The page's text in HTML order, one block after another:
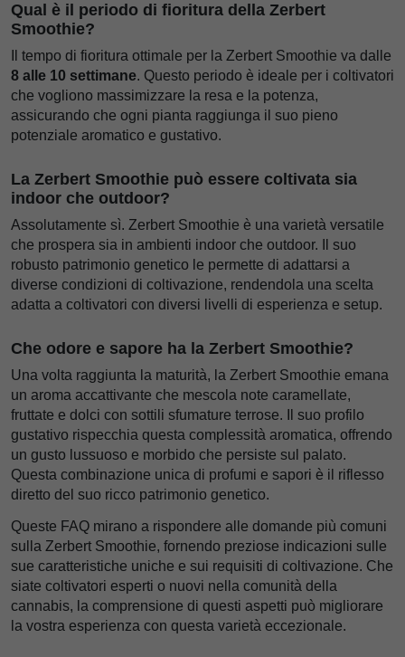
Qual è il periodo di fioritura della Zerbert
Smoothie?
Il tempo di fioritura ottimale per la Zerbert Smoothie va dalle
8 alle 10 settimane. Questo periodo è ideale per i coltivatori
che vogliono massimizzare la resa e la potenza,
assicurando che ogni pianta raggiunga il suo pieno
potenziale aromatico e gustativo.
La Zerbert Smoothie può essere coltivata sia
indoor che outdoor?
Assolutamente sì. Zerbert Smoothie è una varietà versatile
che prospera sia in ambienti indoor che outdoor. Il suo
robusto patrimonio genetico le permette di adattarsi a
diverse condizioni di coltivazione, rendendola una scelta
adatta a coltivatori con diversi livelli di esperienza e setup.
Che odore e sapore ha la Zerbert Smoothie?
Una volta raggiunta la maturità, la Zerbert Smoothie emana
un aroma accattivante che mescola note caramellate,
fruttate e dolci con sottili sfumature terrose. Il suo profilo
gustativo rispecchia questa complessità aromatica, offrendo
un gusto lussuoso e morbido che persiste sul palato.
Questa combinazione unica di profumi e sapori è il riflesso
diretto del suo ricco patrimonio genetico.
Queste FAQ mirano a rispondere alle domande più comuni
sulla Zerbert Smoothie, fornendo preziose indicazioni sulle
sue caratteristiche uniche e sui requisiti di coltivazione. Che
siate coltivatori esperti o nuovi nella comunità della
cannabis, la comprensione di questi aspetti può migliorare
la vostra esperienza con questa varietà eccezionale.